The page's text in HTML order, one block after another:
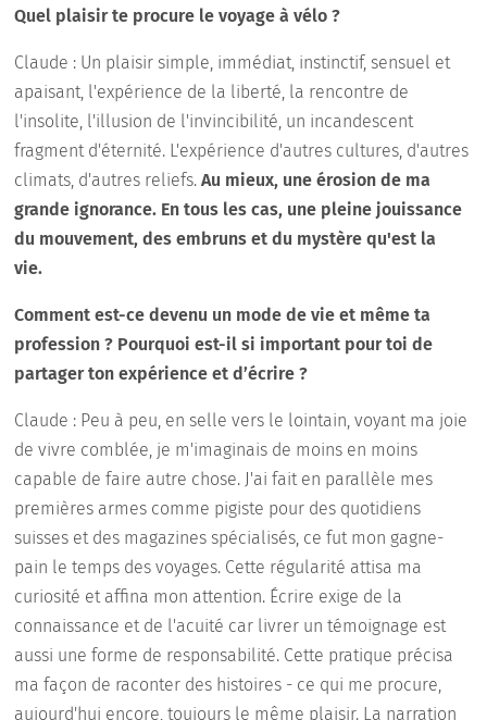
Quel plaisir te procure le voyage à vélo ?
Claude : Un plaisir simple, immédiat, instinctif, sensuel et
apaisant, l'expérience de la liberté, la rencontre de
l'insolite, l'illusion de l'invincibilité, un incandescent
fragment d'éternité. L'expérience d'autres cultures, d'autres
climats, d'autres reliefs.Au mieux, une érosion de ma
grande ignorance. En tous les cas, une pleine jouissance
du mouvement, des embruns et du mystère qu'est la
vie.
Comment est-ce devenu un mode de vie et même ta
profession ? Pourquoi est-il si important pour toi de
partager ton expérience et d’écrire ?
Claude : Peu à peu, en selle vers le lointain, voyant ma joie
de vivre comblée, je m'imaginais de moins en moins
capable de faire autre chose. J'ai fait en parallèle mes
premières armes comme pigiste pour des quotidiens
suisses et des magazines spécialisés, ce fut mon gagne-
pain le temps des voyages. Cette régularité attisa ma
curiosité et affina mon attention. Écrire exige de la
connaissance et de l'acuité car livrer un témoignage est
aussi une forme de responsabilité. Cette pratique précisa
ma façon de raconter des histoires - ce qui me procure,
aujourd'hui encore, toujours le même plaisir. La narration